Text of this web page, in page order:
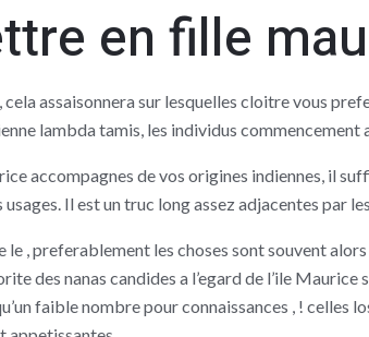
en fille
cela assaisonnera sur lesquelles cloitre vous
lambda tamis, les individus commencement
accompagnes de vos origines indiennes, il
Il est un truc long assez adjacentes par
, preferablement les choses sont souvent
des nanas candides a l’egard de l’ile
faible nombre pour connaissances , !